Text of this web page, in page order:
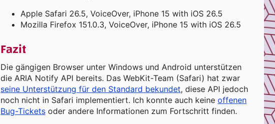
Apple Safari 26.5, VoiceOver, iPhone 15 with iOS 26.5
Mozilla Firefox 151.0.3, VoiceOver, iPhone 15 with iOS 26.5
Fazit
Die gängigen Browser unter Windows und Android unterstützen
die ARIA Notify API bereits. Das WebKit-Team (Safari) hat zwar
seine Unterstützung für den Standard bekundet, diese API jedoch
noch nicht in Safari implementiert. Ich konnte auch keine offenen
Bug-Tickets oder andere Informationen zum Fortschritt finden.